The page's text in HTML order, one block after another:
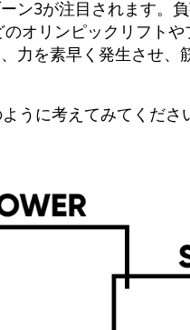
ン3が注目されます。
オリンピックリフト
力を素早く発生させ、
うに考えてみてくださ